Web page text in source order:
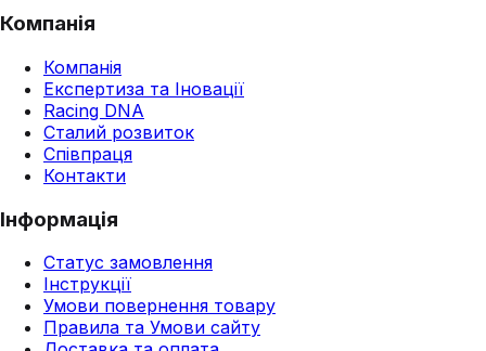
Компанія
Компанія
Експертиза та Іновації
Racing DNA
Сталий розвиток
Співпраця
Контакти
Інформація
Статус замовлення
Інструкції
Умови повернення товару
Правила та Умови сайту